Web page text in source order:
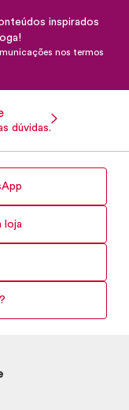
inspirados
nos termos
dúvidas.
loja